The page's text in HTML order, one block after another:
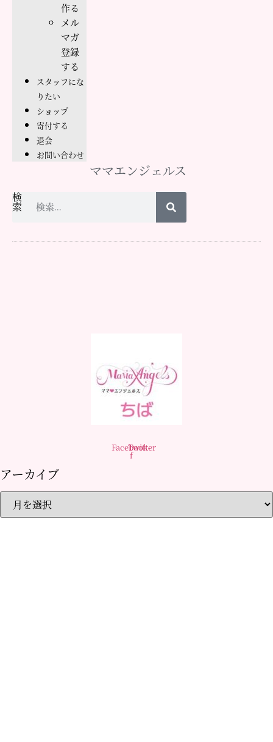
作る
メル
マガ
登録
する
スタッフにな
りたい
ショップ
寄付する
退会
お問い合わせ
ママエンジェルス
検
索
Facebook-
f
Twitter
アーカイブ
ア
カ